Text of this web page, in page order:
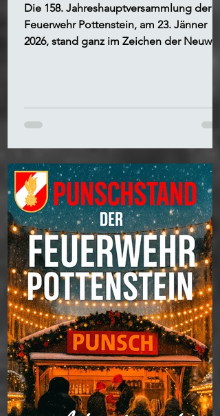
Die 158. Jahreshauptversammlung der
Feuerwehr Pottenstein, am 23. Jänner
2026, stand ganz im Zeichen der Neuwahl